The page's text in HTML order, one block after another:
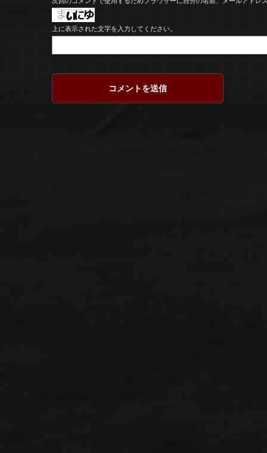
上に表示された文字を入力してください。